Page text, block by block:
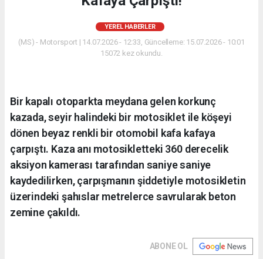
YEREL HABERLER
(MS) - Motorsport | 14.07.2026 - 12:33, Güncelleme: 15.07.2026 - 10:01
15072 kez okundu.
Bir kapalı otoparkta meydana gelen korkunç
kazada, seyir halindeki bir motosiklet ile köşeyi
dönen beyaz renkli bir otomobil kafa kafaya
çarpıştı. Kaza anı motosikletteki 360 derecelik
aksiyon kamerası tarafından saniye saniye
kaydedilirken, çarpışmanın şiddetiyle motosikletin
üzerindeki şahıslar metrelerce savrularak beton
zemine çakıldı.
ABONE OL